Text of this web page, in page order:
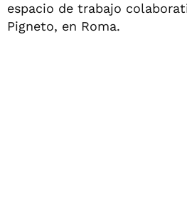
espacio de trabajo
Pigneto, en Roma.